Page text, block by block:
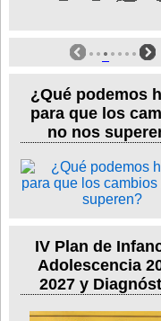
¿Qué podemos
para que los
no nos
IV Plan de
Adolescencia
2027 y